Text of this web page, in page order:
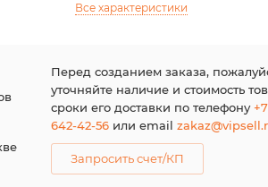
Все характеристики
Перед созданием заказа,
уточняйте наличие и стоимость
сроки его доставки по телефону
642-42-56или email
Запросить счет/КП